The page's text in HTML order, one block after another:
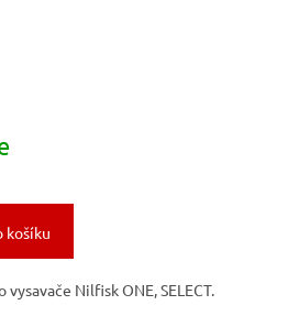
košíku
Nilfisk ONE, SELECT.